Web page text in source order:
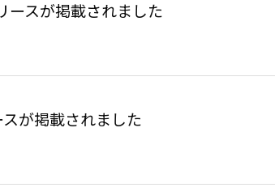
ースが掲載されました
が掲載されました